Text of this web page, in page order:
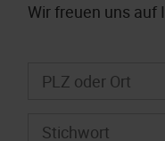
Wir freuen uns auf